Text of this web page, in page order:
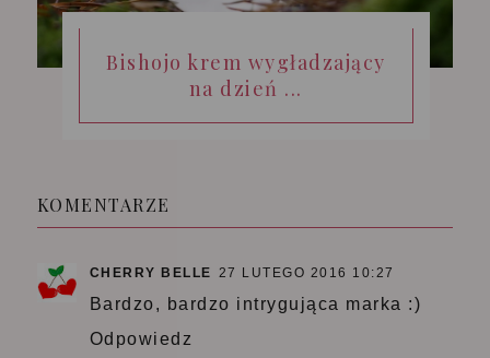
Bishojo krem wygładzający
na dzień ...
KOMENTARZE
CHERRY BELLE 27 LUTEGO 2016 10:27
Bardzo, bardzo intrygująca marka :)
Odpowiedz